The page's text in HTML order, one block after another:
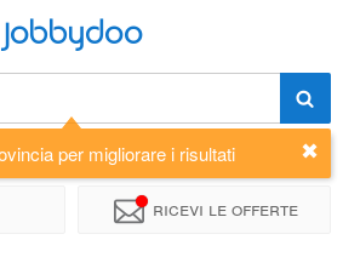
Jobbydoo
per migliorare i risultati
Ricevi le offerte